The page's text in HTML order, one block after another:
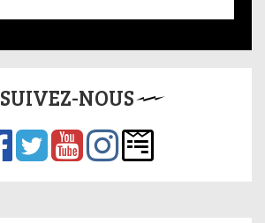
SUIVEZ-NOUS